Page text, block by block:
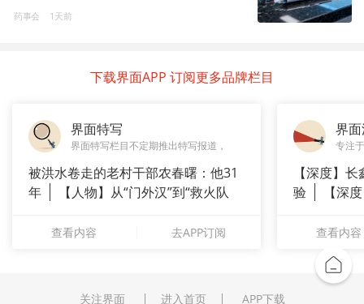
药事会 1天前
下载界面APP 订阅更多品牌栏目
界面特写
界面特写栏目不定期推出特写报道，
被洪水卷走的老村干部农春曙：他31
年
【人物】从“门外汉”到“救火队
查看内容 去APP订阅
界
专注
【深度】
验
【深
查看内容
关注界面 进入首页 APP下载